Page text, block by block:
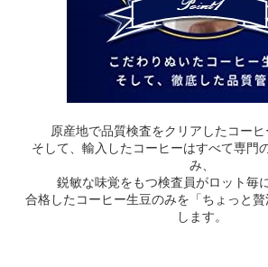
原産地で品質検査をクリアしたコーヒ
そして、輸入したコーヒーはすべて専門
み、
鋭敏な味覚をもつ検査員がロット毎
合格したコーヒー生豆のみを「ちょっと
します。